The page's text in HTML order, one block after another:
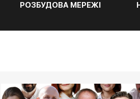
РОЗБУДОВА МЕРЕЖІ